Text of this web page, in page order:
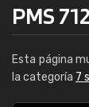
PMS
Esta página
la categoría 7